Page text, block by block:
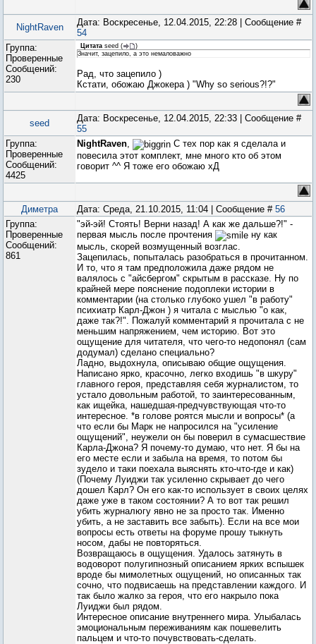
NightRaven
Дата: Воскресенье, 12.04.2015, 22:28 | Сообщение #
54
Группа:
Проверенные
Сообщений:
230
Цитата seed (
)
Значит, зацепило, а это немаловажно
Рад, что зацепило )
Кстати, обожаю Джокера ) "Why so serious?!?"
seed
Дата: Воскресенье, 12.04.2015, 22:33 | Сообщение #
55
Группа:
Проверенные
Сообщений:
4425
NightRaven,
С тех пор как я сделала и
повесила этот комплект, мне много кто об этом
говорит ^^ Я тоже его обожаю хД
Диметра Дата: Среда, 21.10.2015, 11:04 | Сообщение # 56
Группа:
Проверенные
Сообщений:
861
"эй-эй! Стоять! Верни назад! А как же дальше?!" -
первая мысль после прочтения
ну как
мысль, скорей возмущенный возглас.
Зацепилась, попыталась разобраться в прочитанном.
И то, что я там предположила даже рядом не
валялось с "айсбергом" скрытым в рассказе. Ну по
крайней мере пояснение подоплеки истории в
комментарии (на столько глубоко ушел "в работу"
психиатр Карл-Джон ) я читала с мыслью "о как,
даже так?!". Пожалуй комментарий я прочитала с не
меньшим напряжением, чем историю. Вот это
ощущение для читателя, что чего-то недопонял (сам
додумал) сделано специально?
Ладно, выдохнула, описываю общие ощущения.
Написано ярко, красочно, легко входишь "в шкуру"
главного героя, представляя себя журналистом, то
устало довольным работой, то заинтересованным,
как ищейка, нашедшая-предчувствующая что-то
интересное. *в голове роятся мысли и вопросы* (а
что если бы Марк не напросился на "усиление
ощущений", неужели он бы поверил в сумасшествие
Карла-Джона? Я почему-то думаю, что нет. Я бы на
его месте если и забыла на время, то потом бы
зудело и таки поехала выяснять кто-что-где и как)
(Почему Луиджи так усиленно скрывает до чего
дошел Карл? Он его как-то использует в своих целях
даже уже в таком состоянии? А то вот так решил
убить журналюгу явно не за просто так. Именно
убить, а не заставить все забыть). Если на все мои
вопросы есть ответы на форуме прошу тыкнуть
носом, дабы не повторяться.
Возвращаюсь в ощущения. Удалось затянуть в
водоворот полугипнозный описанием ярких вспышек
вроде бы мимолетных ощущений, но описанных так
сочно, что подвисаешь на представлении каждого. И
так было жалко за героя, что его накрыло пока
Луиджи был рядом.
Интересное описание внутреннего мира. Улыбалась
эмоциональным переживаниям как пошевелить
пальцем и что-то почувствовать-сделать.